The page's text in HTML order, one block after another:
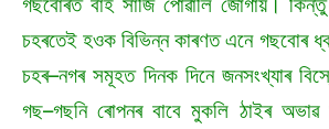
চহৰতেই হওক বিভিন্ন কাৰণত এনে গছবোৰ
চহৰ–নগৰ সমূহত দিনক দিনে জনসংখ্যাৰ
গছ–গছনি ৰোপনৰ বাবে মুকলি ঠাইৰ অভাৱ